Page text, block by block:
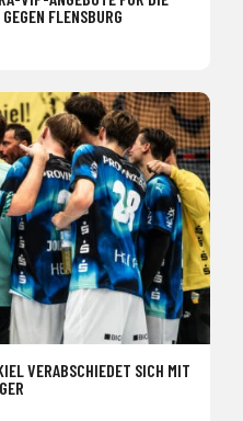
FLENSBURG
VERABSCHIEDET SICH MIT